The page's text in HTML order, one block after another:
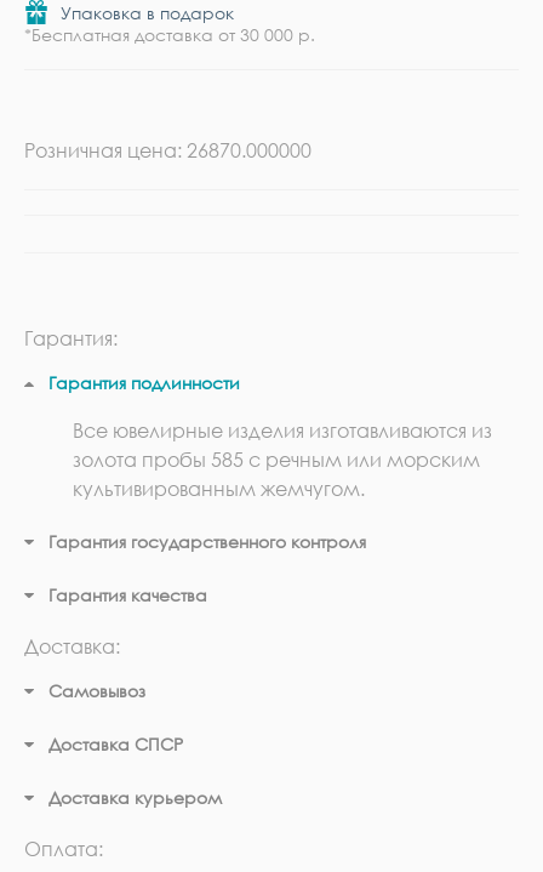
Упаковка в подарок
*Бесплатная доставка от 30 000 р.
Розничная цена: 26870.000000
Гарантия:
Гарантия подлинности
Все ювелирные изделия изготавливаются из
золота пробы 585 с речным или морским
культивированным жемчугом.
Гарантия государственного контроля
Гарантия качества
Доставка:
Самовывоз
Доставка СПСР
Доставка курьером
Оплата: